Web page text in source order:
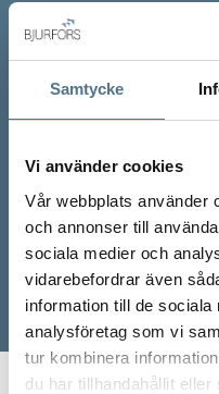
Samtycke
Vi använder cookies
Vår webbplats använder
och annonser till
sociala medier och
vidarebefordrar även
information till de
analysföretag som vi
tur kombinera
du har tillhandahållit